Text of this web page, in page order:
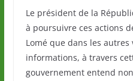
Le président de la
à poursuivre ces actions
Lomé que dans les
informations, à travers
gouvernement entend